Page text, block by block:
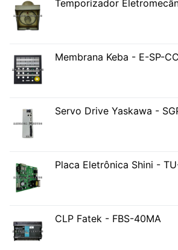
Temporizador
Membrana Keba - E-SP-
Servo Drive Yaskawa -
Placa Eletrônica Shini -
CLP Fatek - FBS-40MA